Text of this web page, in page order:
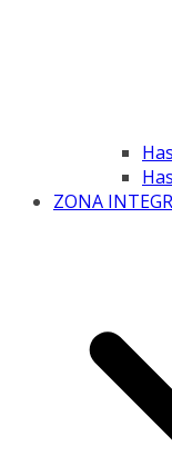
ZONA